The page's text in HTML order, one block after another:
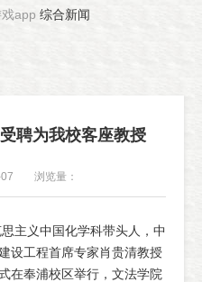
app 综合新闻
聘为我校客座教授
浏览量：
义中国化学科带头人，中
设工程首席专家肖贵清教授
在奉浦校区举行，文法学院